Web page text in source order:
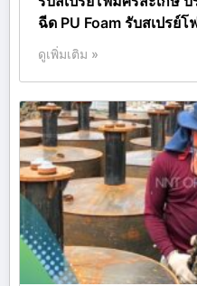
ฉีด PU Foam รับสเปรย์
ดูเพิ่มเติม »